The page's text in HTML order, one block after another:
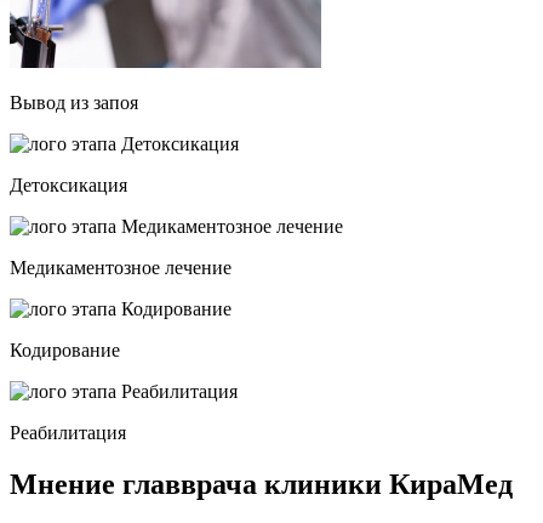
Вывод из запоя
Детоксикация
Медикаментозное лечение
Кодирование
Реабилитация
Мнение главврача клиники КираМед